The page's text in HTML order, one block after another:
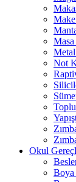
Not
Okul
Boya